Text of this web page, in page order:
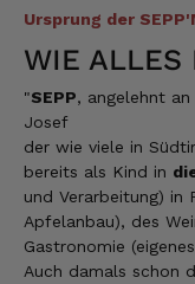
Ursprung der
WIE ALLES
"SEPP, angelehnt an
Josef
der wie viele in
bereits als Kind in
und Verarbeitung) in
Apfelanbau), des
Gastronomie
Auch damals schon
Norbert
nach
auf